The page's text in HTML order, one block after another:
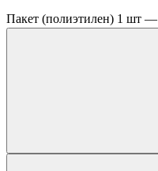
Пакет (полиэтилен) 1 шт —